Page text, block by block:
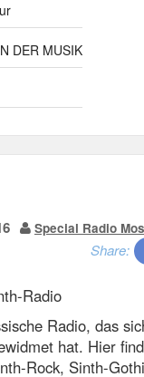
DER MUSIK
Special Radio
Share:
Radio
Radio, das
hat. Hier
Rock, Sinth-